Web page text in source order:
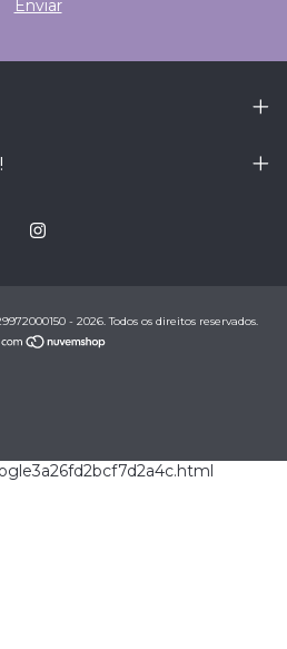
- 2026. Todos os direitos reservados.